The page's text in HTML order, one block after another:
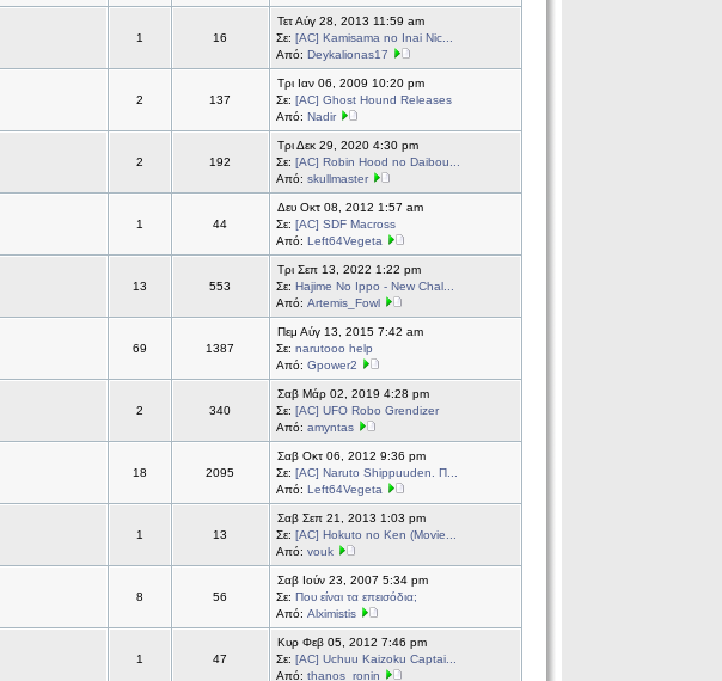
1 16
Τετ Αύγ 28, 2013 11:59 am
Σε: [AC] Kamisama no Inai Nic...
Από: Deykalionas17
2 137
Τρι Ιαν 06, 2009 10:20 pm
Σε: [AC] Ghost Hound Releases
Από: Nadir
2 192
Τρι Δεκ 29, 2020 4:30 pm
Σε: [AC] Robin Hood no Daibou...
Από: skullmaster
1 44
Δευ Οκτ 08, 2012 1:57 am
Σε: [AC] SDF Macross
Από: Left64Vegeta
13 553
Τρι Σεπ 13, 2022 1:22 pm
Σε: Hajime No Ippo - New Chal...
Από: Artemis_Fowl
69 1387
Πεμ Αύγ 13, 2015 7:42 am
Σε: narutooo help
Από: Gpower2
2 340
Σαβ Μάρ 02, 2019 4:28 pm
Σε: [AC] UFO Robo Grendizer
Από: amyntas
18 2095
Σαβ Οκτ 06, 2012 9:36 pm
Σε: [AC] Naruto Shippuuden. Π...
Από: Left64Vegeta
1 13
Σαβ Σεπ 21, 2013 1:03 pm
Σε: [AC] Hokuto no Ken (Movie...
Από: vouk
8 56
Σαβ Ιούν 23, 2007 5:34 pm
Σε: Που είναι τα επεισόδια;
Από: Alximistis
1 47
Κυρ Φεβ 05, 2012 7:46 pm
Σε: [AC] Uchuu Kaizoku Captai...
Από: thanos_ronin